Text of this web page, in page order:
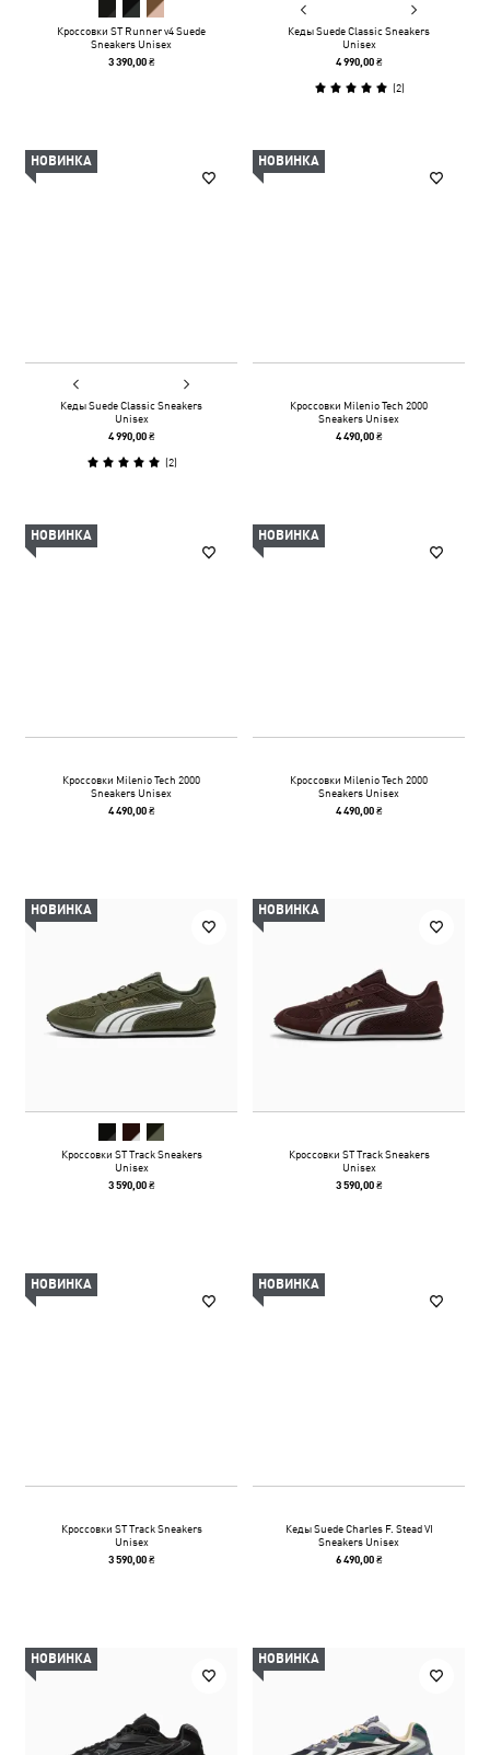
Кроссовки ST Runner v4 Suede
Sneakers Unisex
3 390,00 ₴
Кеды Suede Classic Sneakers
Unisex
4 990,00 ₴
(2)
НОВИНКА
Кеды Suede Classic Sneakers
Unisex
4 990,00 ₴
(2)
НОВИНКА
Кроссовки Milenio Tech 2000
Sneakers Unisex
4 490,00 ₴
НОВИНКА
Кроссовки Milenio Tech 2000
Sneakers Unisex
4 490,00 ₴
НОВИНКА
Кроссовки Milenio Tech 2000
Sneakers Unisex
4 490,00 ₴
НОВИНКА
Кроссовки ST Track Sneakers
Unisex
3 590,00 ₴
НОВИНКА
Кроссовки ST Track Sneakers
Unisex
3 590,00 ₴
НОВИНКА
Кроссовки ST Track Sneakers
Unisex
3 590,00 ₴
НОВИНКА
Кеды Suede Charles F. Stead VI
Sneakers Unisex
6 490,00 ₴
НОВИНКА НОВИНКА